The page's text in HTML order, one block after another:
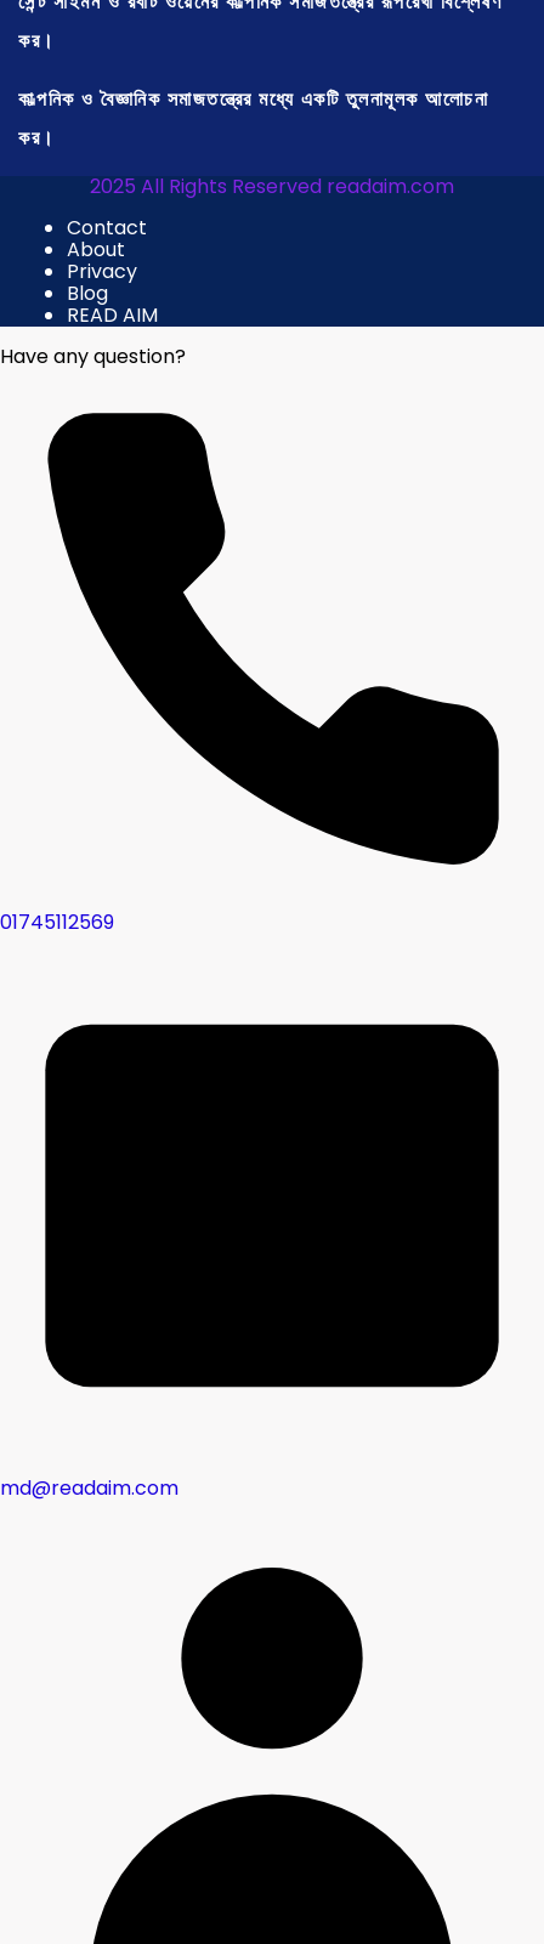
কর।
কাল্পনিক ও বৈজ্ঞানিক সমাজতন্ত্রের মধ্যে একটি তুলনামূলক আলোচনা
কর।
2025 All Rights Reserved readaim.com
Contact
About
Privacy
Blog
READ AIM
Have any question?
01745112569
md@readaim.com